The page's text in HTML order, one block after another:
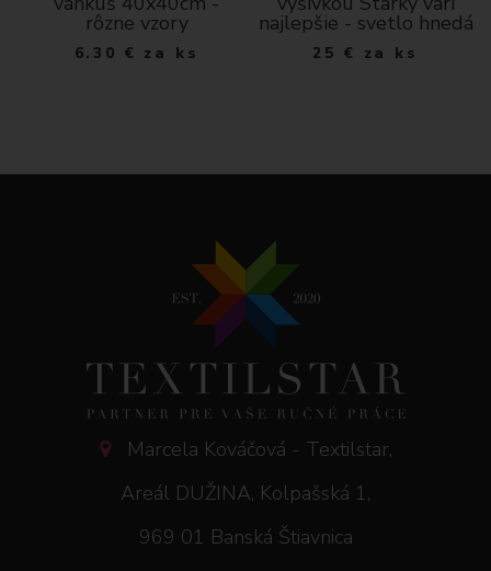
rôzne vzory
6.30 € za ks
najlepšie - svetlo hnedá
25 € za ks
Marcela Kováčová - Textilstar,
Areál DUŽINA, Kolpašská 1,
969 01 Banská Štiavnica